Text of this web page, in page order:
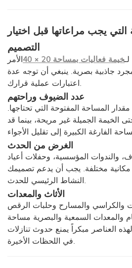
التي يجب مراعاتها قبل اختيار
التصميم
خيمة فعاليات بمساحة 20 × 40
الأمر
جاذبية بصرية. ينبغي أن توجه عدة
اعتبارات عملية قرارك.
عدد الضيوف وراحتهم
المساحة المفتوحة التي تحتاجها.
الخيمة الجميلة غير مريحة، بينما قد
الغرض من الحدث
والندوات المؤسسية، وحفلات أعياد
مكانية مختلفة. يجب أن يدعم تصميمك
النشاط الرئيسي للحدث.
الأثاث والمعدات
والكراسي والمسارح وحلبات الرقص
والمعدات السمعية والبصرية مساحة
العناصر مبكراً يمنع حدوث تنازلات
في اللحظات الأخيرة.